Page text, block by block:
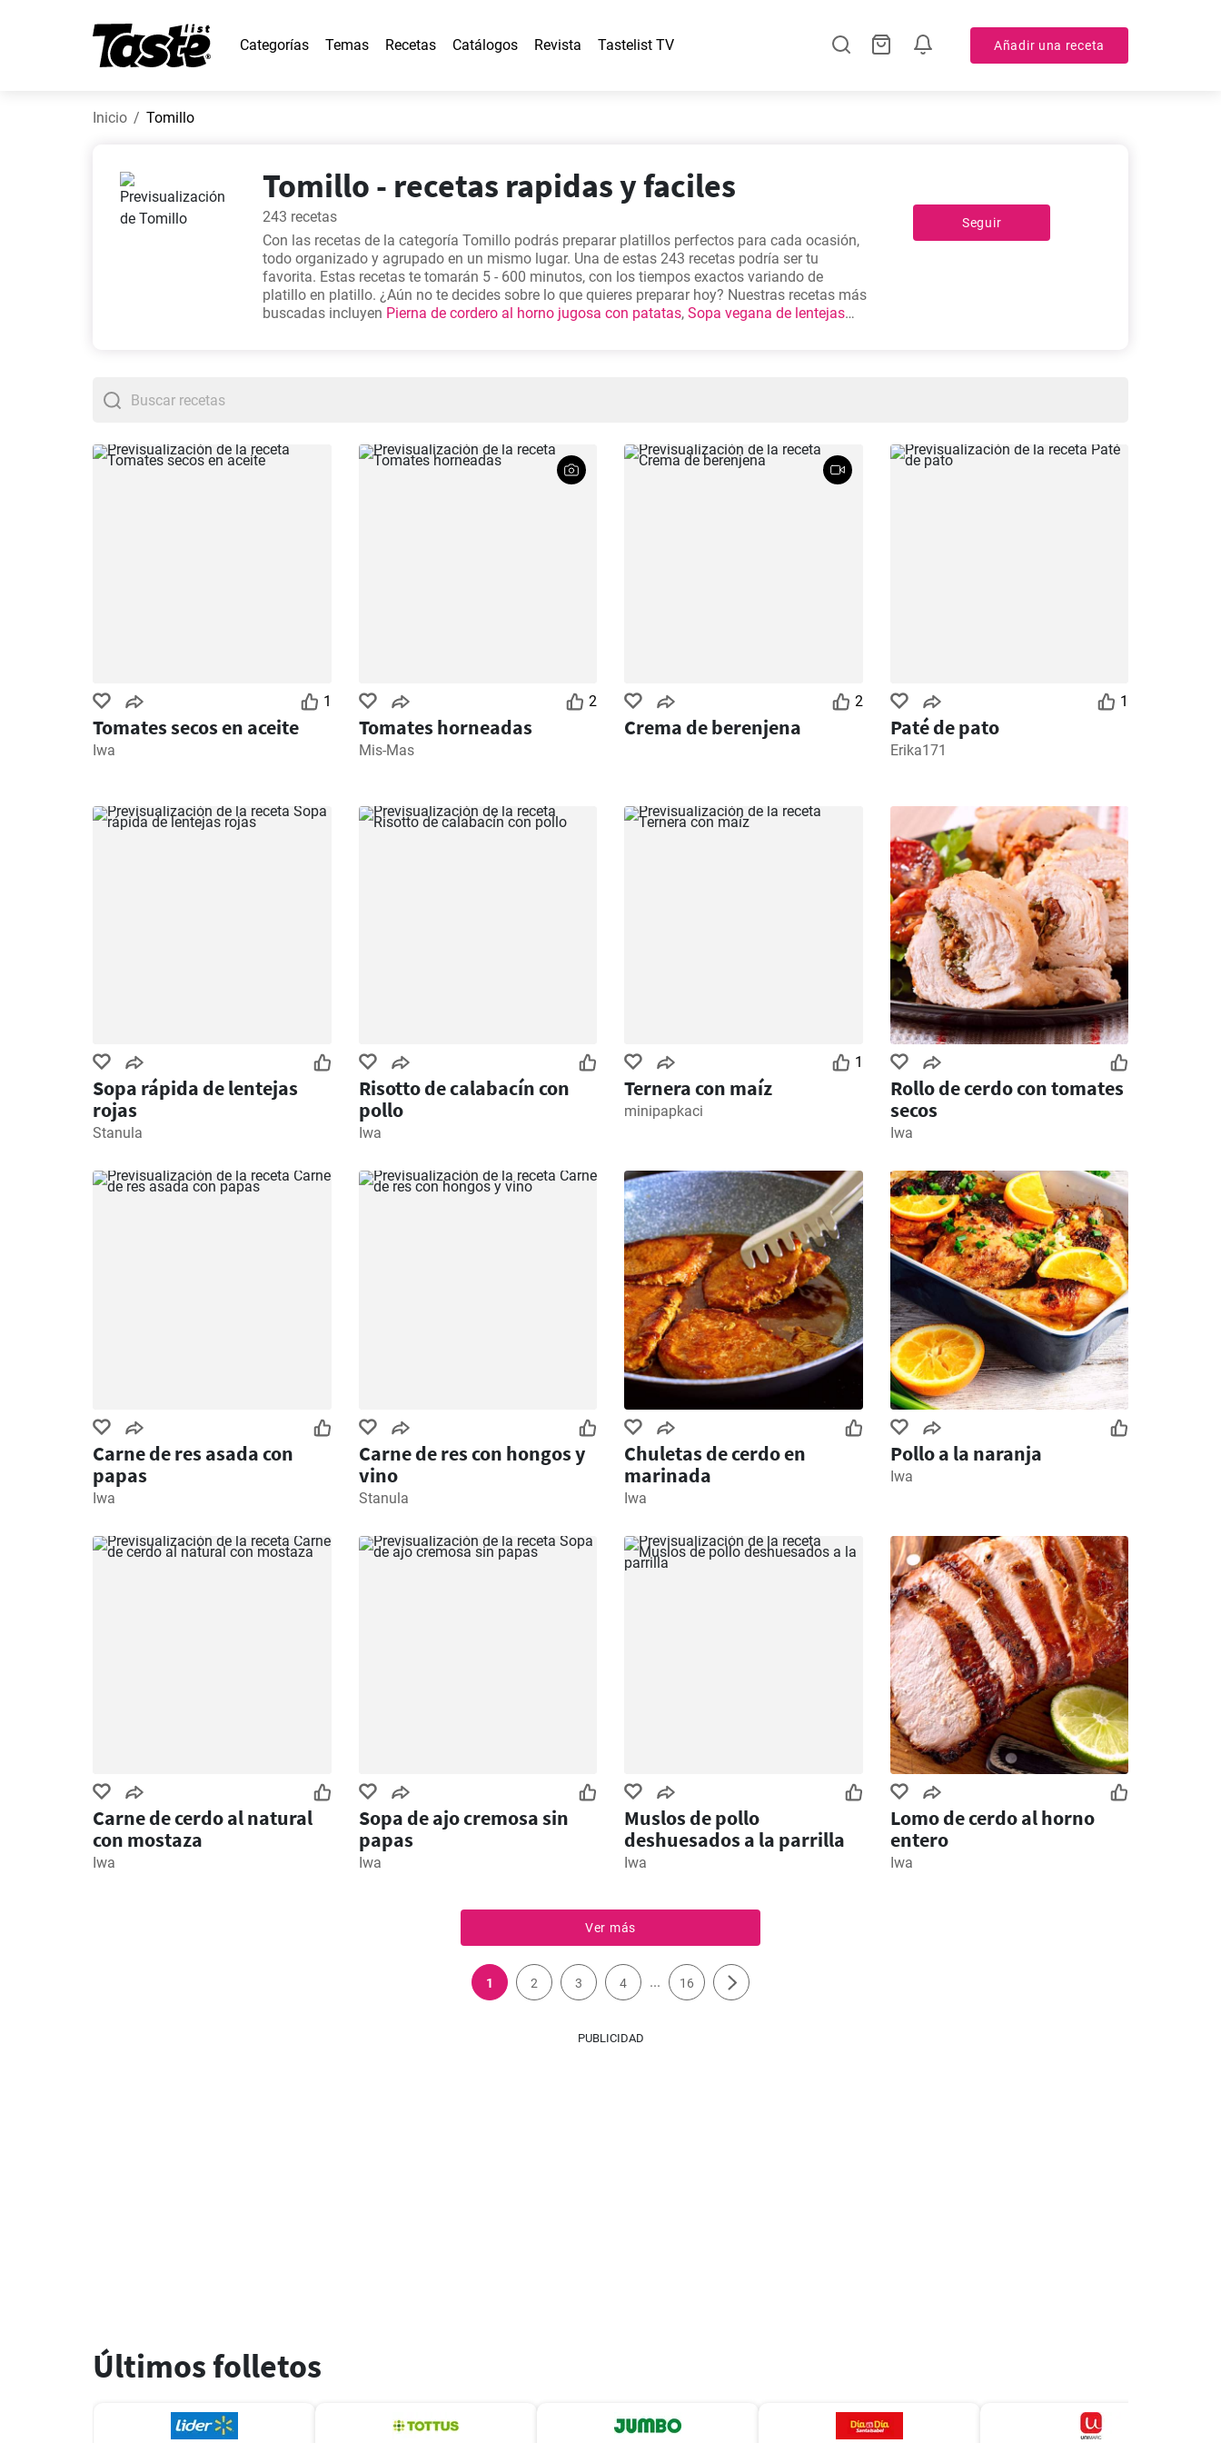
Categorías Temas Recetas Catálogos Revista Tastelist TV Añadir una receta
Inicio Tomillo
Tomillo - recetas rapidas y faciles
243 recetas
Con las recetas de la categoría Tomillo podrás preparar platillos perfectos para cada ocasión,
todo organizado y agrupado en un mismo lugar. Una de estas 243 recetas podría ser tu
favorita. Estas recetas te tomarán 5 - 600 minutos, con los tiempos exactos variando de
platillo en platillo. ¿Aún no te decides sobre lo que quieres preparar hoy? Nuestras recetas más
buscadas incluyen Pierna de cordero al horno jugosa con patatas, Sopa vegana de lentejas
Seguir
1
Tomates secos en aceite
Iwa
2
Tomates horneadas
Mis-Mas
2
Crema de berenjena
1
Paté de pato
Erika171
Sopa rápida de lentejas
rojas
Stanula
Risotto de calabacín con
pollo
Iwa
1
Ternera con maíz
minipapkaci
Rollo de cerdo con tomates
secos
Iwa
Carne de res asada con
papas
Iwa
Carne de res con hongos y
vino
Stanula
Chuletas de cerdo en
marinada
Iwa
Pollo a la naranja
Iwa
Carne de cerdo al natural
con mostaza
Iwa
Sopa de ajo cremosa sin
papas
Iwa
Muslos de pollo
deshuesados ​​a la parrilla
Iwa
Lomo de cerdo al horno
entero
Iwa
Ver más
1 2 3 4 ... 16
PUBLICIDAD
Últimos folletos